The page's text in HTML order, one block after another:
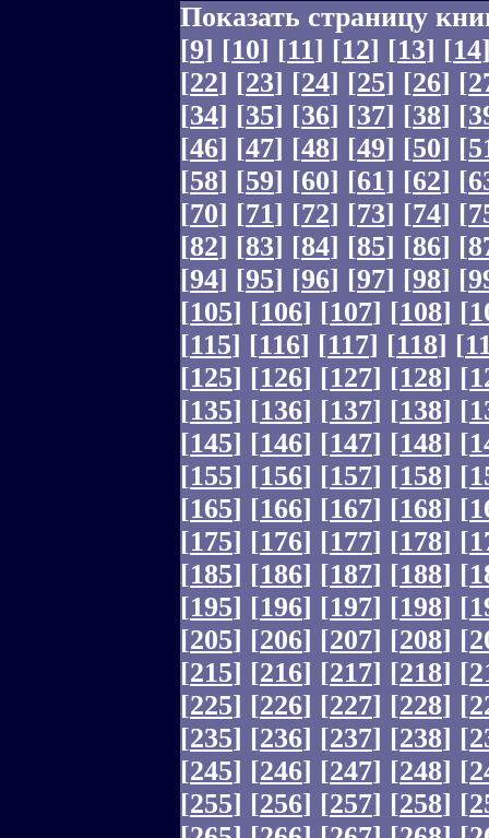
Показать страницу
[9] [10] [11] [12] [13] [14
[22] [23] [24] [25] [26] [
[34] [35] [36] [37] [38] [
[46] [47] [48] [49] [50] [
[58] [59] [60] [61] [62] [
[70] [71] [72] [73] [74] [
[82] [83] [84] [85] [86] [
[94] [95] [96] [97] [98] [
[105] [106] [107] [108] [
[115] [116] [117] [118] [
[125] [126] [127] [128] [
[135] [136] [137] [138] [
[145] [146] [147] [148] [
[155] [156] [157] [158] [
[165] [166] [167] [168] [
[175] [176] [177] [178] [
[185] [186] [187] [188] [
[195] [196] [197] [198] [
[205] [206] [207] [208] [
[215] [216] [217] [218] [
[225] [226] [227] [228] [
[235] [236] [237] [238] [
[245] [246] [247] [248] [
[255] [256] [257] [258] [